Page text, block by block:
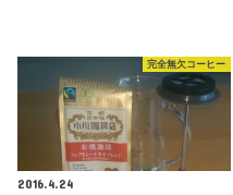
完全無欠コーヒー
2016.4.24